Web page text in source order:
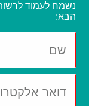
נשמח לעמוד
הבא: